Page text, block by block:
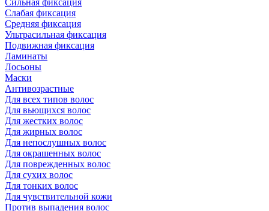
Сильная фиксация
Слабая фиксация
Средняя фиксация
Ультрасильная фиксация
Подвижная фиксация
Ламинаты
Лосьоны
Маски
Антивозрастные
Для всех типов волос
Для вьющихся волос
Для жестких волос
Для жирных волос
Для непослушных волос
Для окрашенных волос
Для поврежденных волос
Для сухих волос
Для тонких волос
Для чувствительной кожи
Против выпадения волос